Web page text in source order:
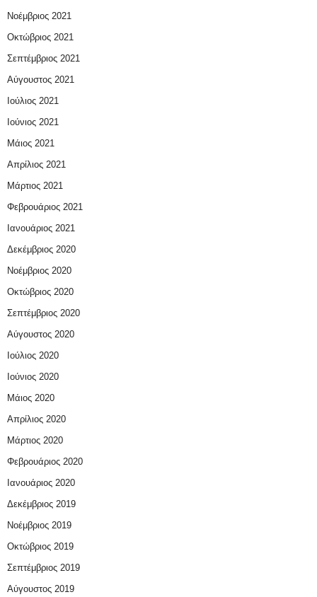
Νοέμβριος 2021
Οκτώβριος 2021
Σεπτέμβριος 2021
Αύγουστος 2021
Ιούλιος 2021
Ιούνιος 2021
Μάιος 2021
Απρίλιος 2021
Μάρτιος 2021
Φεβρουάριος 2021
Ιανουάριος 2021
Δεκέμβριος 2020
Νοέμβριος 2020
Οκτώβριος 2020
Σεπτέμβριος 2020
Αύγουστος 2020
Ιούλιος 2020
Ιούνιος 2020
Μάιος 2020
Απρίλιος 2020
Μάρτιος 2020
Φεβρουάριος 2020
Ιανουάριος 2020
Δεκέμβριος 2019
Νοέμβριος 2019
Οκτώβριος 2019
Σεπτέμβριος 2019
Αύγουστος 2019